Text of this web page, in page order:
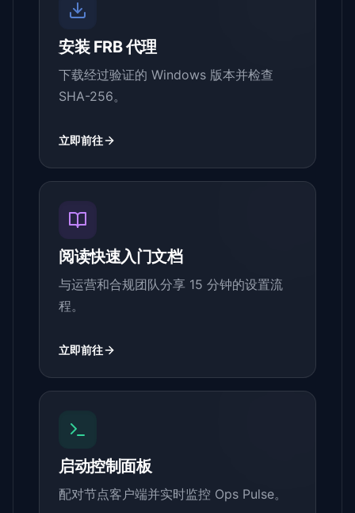
安装 FRB 代理
下载经过验证的 Windows 版本并检查
SHA-256。
立即前往
阅读快速入门文档
与运营和合规团队分享 15 分钟的设置流
程。
立即前往
启动控制面板
配对节点客户端并实时监控 Ops Pulse。